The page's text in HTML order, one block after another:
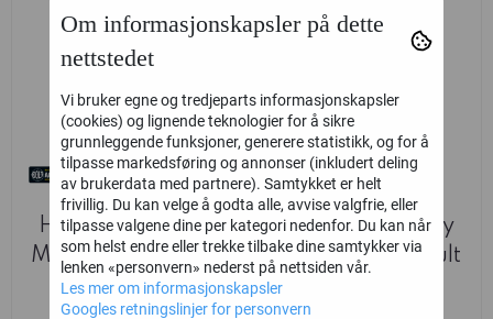
Hungarian Army
Mountain Infantry
Section ...
Warlord Games
Hungarian Army
Parachute Assault
Om informasjonskapsler på dette
nettstedet
Vi bruker egne og tredjeparts informasjonskapsler
(cookies) og lignende teknologier for å sikre
grunnleggende funksjoner, generere statistikk, og for å
tilpasse markedsføring og annonser (inkludert deling
av brukerdata med partnere). Samtykket er helt
frivillig. Du kan velge å godta alle, avvise valgfrie, eller
tilpasse valgene dine per kategori nedenfor. Du kan når
som helst endre eller trekke tilbake dine samtykker via
lenken «personvern» nederst på nettsiden vår.
Les mer om informasjonskapsler
Googles retningslinjer for personvern